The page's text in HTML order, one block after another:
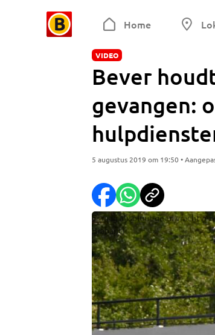
Home
VIDEO
Bever
gevangen:
5 augustus 2019 om 19:50 •
Er mag absoluut geen
Brabant)